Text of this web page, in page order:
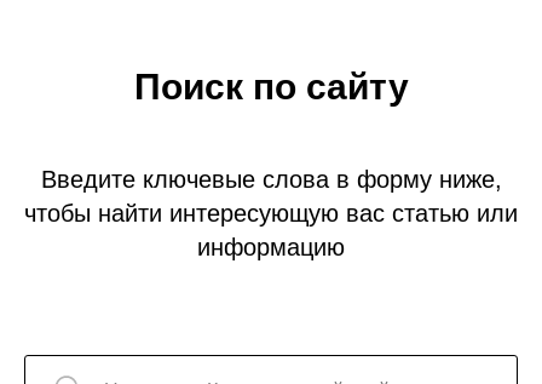
Поиск по сайту
Введите ключевые слова в форму ниже,
чтобы найти интересующую вас статью или
информацию